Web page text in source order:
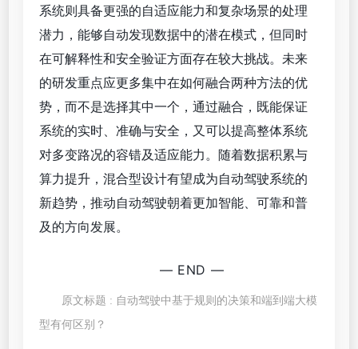
系统则具备更强的自适应能力和复杂场景的处理
潜力，能够自动发现数据中的潜在模式，但同时
在可解释性和安全验证方面存在较大挑战。未来
的研发重点应更多集中在如何融合两种方法的优
势，而不是选择其中一个，通过融合，既能保证
系统的实时、准确与安全，又可以提高整体系统
对多变路况的容错及适应能力。随着数据积累与
算力提升，混合型设计有望成为自动驾驶系统的
新趋势，推动自动驾驶朝着更加智能、可靠和普
及的方向发展。
— END —
原文标题 : 自动驾驶中基于规则的决策和端到端大模
型有何区别？